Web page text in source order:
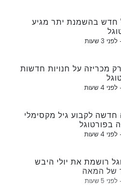
חדש בהשמנת יתר מגיע
לפני 3 שעות
מכריזה על חנויות חדשות
לפני 4 שעות
חדשה לקבוע גיל מקסימלי
בפורטוגל
לפני 4 שעות
רושמת את יולי היבש
של המאה
לפני 5 שעות